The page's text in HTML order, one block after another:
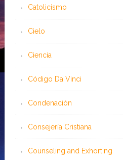
Catolicismo
Cielo
Ciencia
Código Da Vinci
Condenación
Consejería Cristiana
Counseling and Exhorting